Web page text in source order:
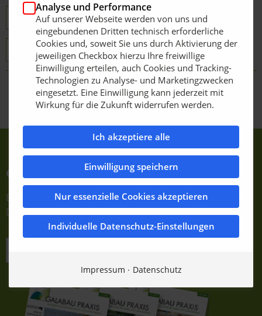
PM Pfanzelt Maschinenbau GmbH
Forstraupe Moritz Seilwinden
Zurück zur Übersicht
e-Journale abonnieren
Einfach E-Mail-Adresse eintragen und bestätigen.
Dauerhaft kostenfrei!
Analyse und Performance
Auf unserer Webseite werden von uns und
eingebundenen Dritten technisch erforderliche
Cookies und, soweit Sie uns durch Aktivierung der
jeweiligen Checkbox hierzu Ihre freiwillige
Einwilligung erteilen, auch Cookies und Tracking-
Technologien zu Analyse- und Marketingzwecken
eingesetzt. Eine Einwilligung kann jederzeit mit
Wirkung für die Zukunft widerrufen werden.
Ich akzeptiere alle
Einwilligung speichern
Nur essenzielle Cookies akzeptieren
Individuelle Datenschutz-Einstellungen
Impressum Datenschutz